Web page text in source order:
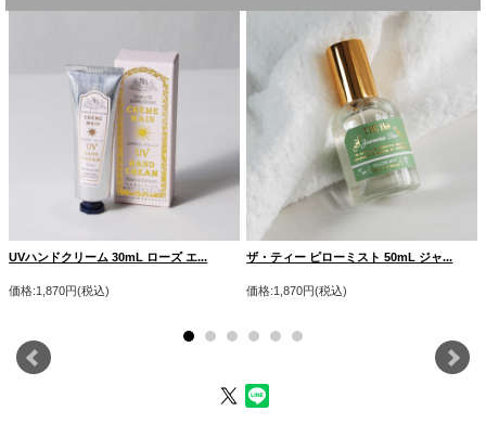
UVハンドクリーム 30mL ローズ エ...
価格:1,870円(税込)
ザ・ティー ピローミスト 50mL ジャ...
価格:1,870円(税込)